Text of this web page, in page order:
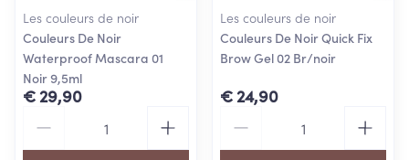
Les couleurs de noir
Couleurs De Noir
Waterproof Mascara 01
Noir 9,5ml
€ 29,90
Les couleurs de noir
Couleurs De Noir Quick Fix
Brow Gel 02 Br/noir
€ 24,90